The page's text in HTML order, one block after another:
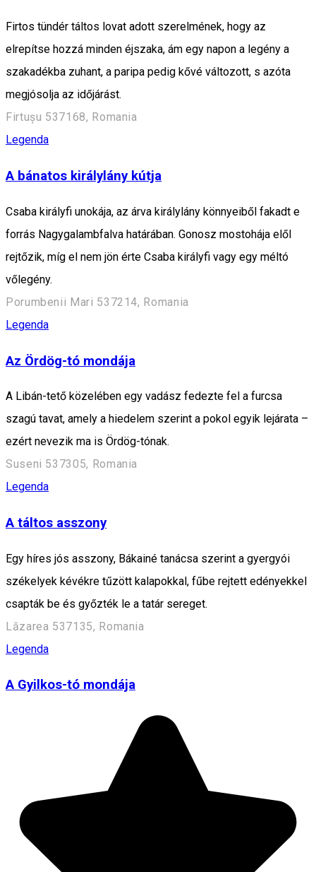
Firtos tündér táltos lovat adott szerelmének, hogy az
elrepítse hozzá minden éjszaka, ám egy napon a legény a
szakadékba zuhant, a paripa pedig kővé változott, s azóta
megjósolja az időjárást.
Firtușu 537168, Romania
Legenda
A bánatos királylány kútja
Csaba királyfi unokája, az árva királylány könnyeiből fakadt e
forrás Nagygalambfalva határában. Gonosz mostohája elől
rejtőzik, míg el nem jön érte Csaba királyfi vagy egy méltó
vőlegény.
Porumbenii Mari 537214, Romania
Legenda
Az Ördög-tó mondája
A Libán-tető közelében egy vadász fedezte fel a furcsa
szagú tavat, amely a hiedelem szerint a pokol egyik lejárata –
ezért nevezik ma is Ördög-tónak.
Suseni 537305, Romania
Legenda
A táltos asszony
Egy híres jós asszony, Bákainé tanácsa szerint a gyergyói
székelyek kévékre tűzött kalapokkal, fűbe rejtett edényekkel
csapták be és győzték le a tatár sereget.
Lăzarea 537135, Romania
Legenda
A Gyilkos-tó mondája